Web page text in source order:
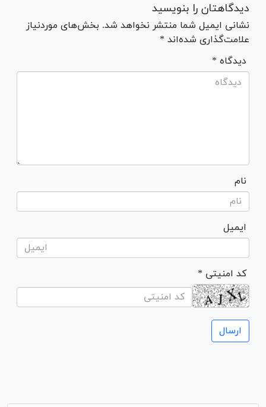
دیدگاهتان را بنویسید
نشانی ایمیل شما منتشر نخواهد شد. بخش‌های موردنیاز
علامت‌گذاری شده‌اند *
* دیدگاه
نام
ایمیل
* کد امنیتی